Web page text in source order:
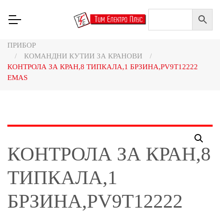
НИСКОНАПОНСКА ОПРЕМА
СИГНАЛИЗАЦИЈА
/
ПРИБОР
/
КОМАНДНИ КУТИИ ЗА КРАНОВИ
/
КОНТРОЛА ЗА КРАН,8 ТИПКАЛА,1 БРЗИНА,PV9T12222
EMAS
КОНТРОЛА ЗА КРАН,8
ТИПКАЛА,1
БРЗИНА,PV9T12222